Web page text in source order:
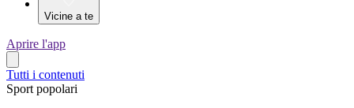
Vicine a te
Aprire l'app
Tutti i contenuti
Sport popolari